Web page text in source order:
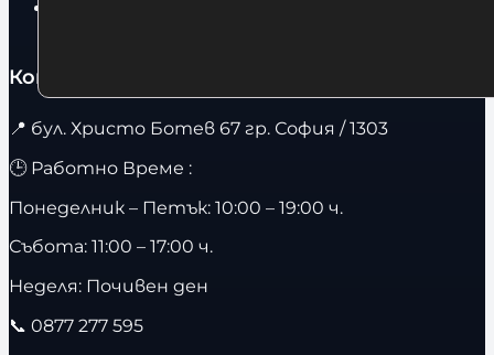
Контакти
📍 бул. Христо Ботев 67 гр. София / 1303
🕒 Работно Време :
Понеделник – Петък: 10:00 – 19:00 ч.
Събота: 11:00 – 17:00 ч.
Неделя: Почивен ден
📞 0877 277 595